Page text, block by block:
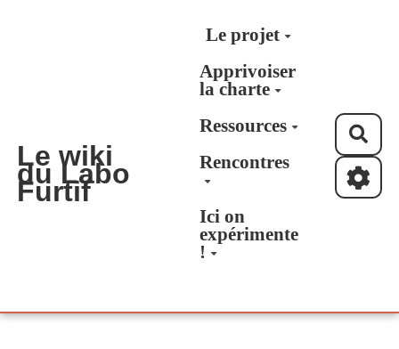
Aller au contenu principal
Le wiki
du Labo
Furtif
Le projet
Apprivoiser
la charte
Ressources
Rencontres
Ici on
expérimente
!